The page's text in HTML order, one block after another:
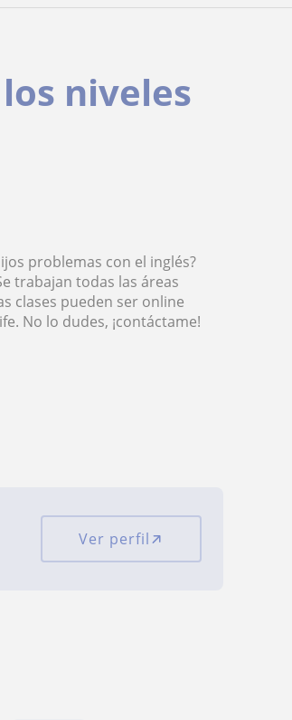
niveles
problemas con el inglés?
trabajan todas las áreas
clases pueden ser online
No lo dudes, ¡contáctame!
Ver perfil